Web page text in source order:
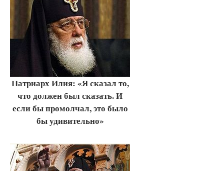
Патриарх Илия: «Я сказал то,
что должен был сказать. И
если бы промолчал, это было
бы удивительно»